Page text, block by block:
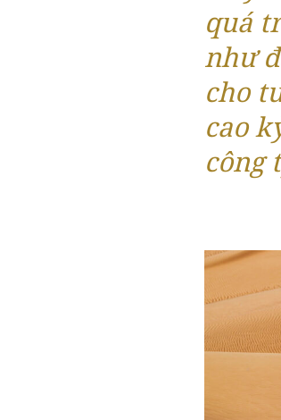
quá
như
cho
cao
công